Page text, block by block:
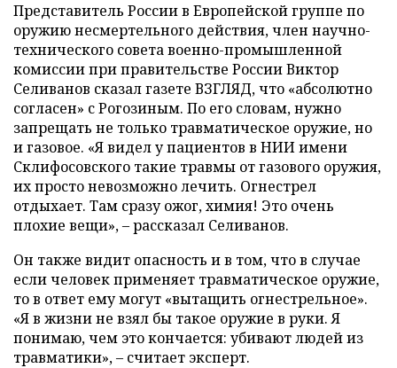
Представитель России в Европейской группе по
оружию несмертельного действия, член научно-
технического совета военно-промышленной
комиссии при правительстве России Виктор
Селиванов сказал газете ВЗГЛЯД, что «абсолютно
согласен» с Рогозиным. По его словам, нужно
запрещать не только травматическое оружие, но
и газовое. «Я видел у пациентов в НИИ имени
Склифосовского такие травмы от газового оружия,
их просто невозможно лечить. Огнестрел
отдыхает. Там сразу ожог, химия! Это очень
плохие вещи», – рассказал Селиванов.
Он также видит опасность и в том, что в случае
если человек применяет травматическое оружие,
то в ответ ему могут «вытащить огнестрельное».
«Я в жизни не взял бы такое оружие в руки. Я
понимаю, чем это кончается: убивают людей из
травматики», – считает эксперт.